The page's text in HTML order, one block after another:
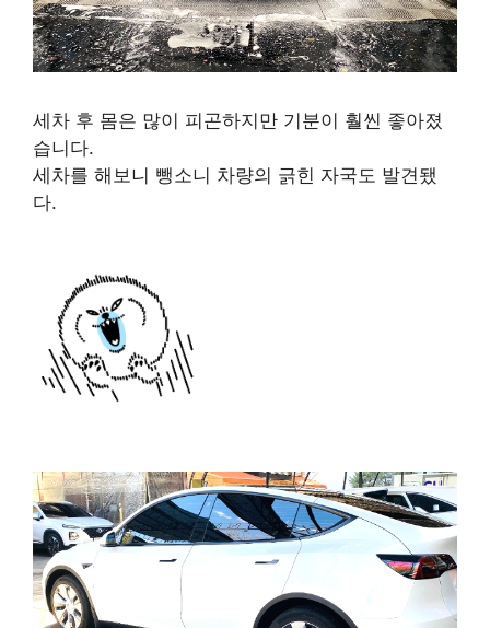
세차 후 몸은 많이 피곤하지만 기분이 훨씬 좋아졌
습니다.
세차를 해보니 뺑소니 차량의 긁힌 자국도 발견됐
다.